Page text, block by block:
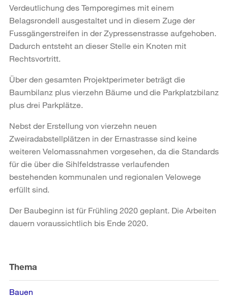
Verdeutlichung des Temporegimes mit einem
Belagsrondell ausgestaltet und in diesem Zuge der
Fussgängerstreifen in der Zypressenstrasse aufgehoben.
Dadurch entsteht an dieser Stelle ein Knoten mit
Rechtsvortritt.
Über den gesamten Projektperimeter beträgt die
Baumbilanz plus vierzehn Bäume und die Parkplatzbilanz
plus drei Parkplätze.
Nebst der Erstellung von vierzehn neuen
Zweiradabstellplätzen in der Ernastrasse sind keine
weiteren Velomassnahmen vorgesehen, da die Standards
für die über die Sihlfeldstrasse verlaufenden
bestehenden kommunalen und regionalen Velowege
erfüllt sind.
Der Baubeginn ist für Frühling 2020 geplant. Die Arbeiten
dauern voraussichtlich bis Ende 2020.
Informationen
Thema
Bauen